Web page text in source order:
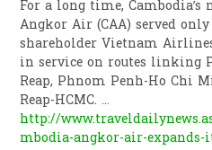
For a long time,
Angkor Air (CAA) served
shareholder Vietnam
in service on routes linking
Reap, Phnom Penh-Ho Chi
Reap-HCMC....
http://
mbodia-angkor-air-expands-